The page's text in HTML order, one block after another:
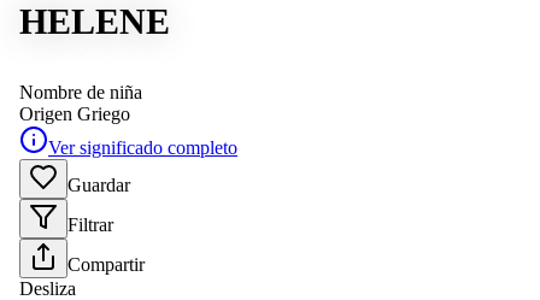
HELENE
Nombre de niña
Origen Griego
Ver significado completo
Guardar
Filtrar
Compartir
Desliza